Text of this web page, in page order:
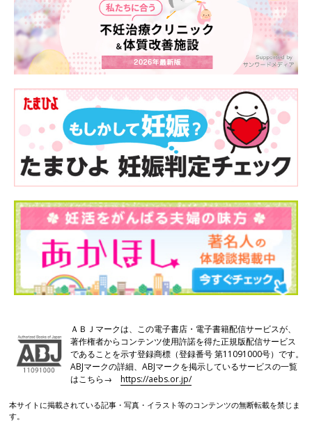
ＡＢＪマークは、この電子書店・電子書籍配信サービスが、
著作権者からコンテンツ使用許諾を得た正規版配信サービス
であることを示す登録商標（登録番号 第11091000号）です。
ABJマークの詳細、ABJマークを掲示しているサービスの一覧
はこちら→https://aebs.or.jp/
本サイトに掲載されている記事・写真・イラスト等のコンテンツの無断転載を禁じま
す。